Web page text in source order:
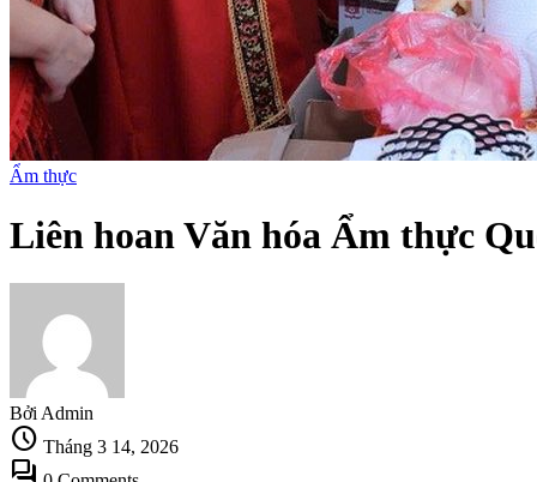
Ẩm thực
Liên hoan Văn hóa Ẩm thực
Bởi Admin
schedule Tháng 3 14, 2026
forum